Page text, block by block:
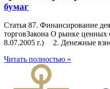
бумаг
Статья 87. Финансирование
торговЗакона О рынке
8.07.2005 г.) 2. Денежные
Читать полностью »